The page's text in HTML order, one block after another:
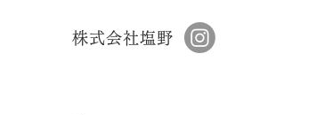
株式会社塩野